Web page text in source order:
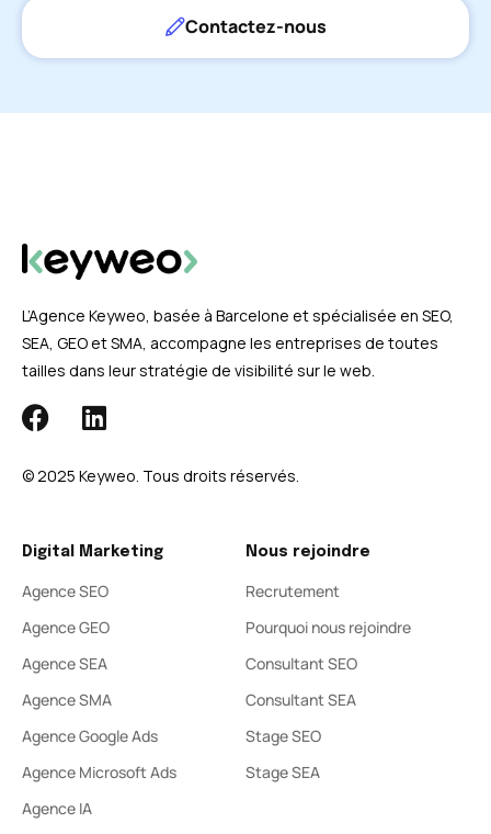
Contactez-nous
L’Agence Keyweo, basée à Barcelone et spécialisée en SEO,
SEA, GEO et SMA, accompagne les entreprises de toutes
tailles dans leur stratégie de visibilité sur le web.
© 2025 Keyweo. Tous droits réservés.​
Digital Marketing
Agence SEO
Agence GEO
Agence SEA
Agence SMA
Agence Google Ads
Agence Microsoft Ads
Agence IA
Nous rejoindre
Recrutement
Pourquoi nous rejoindre
Consultant SEO
Consultant SEA
Stage SEO
Stage SEA